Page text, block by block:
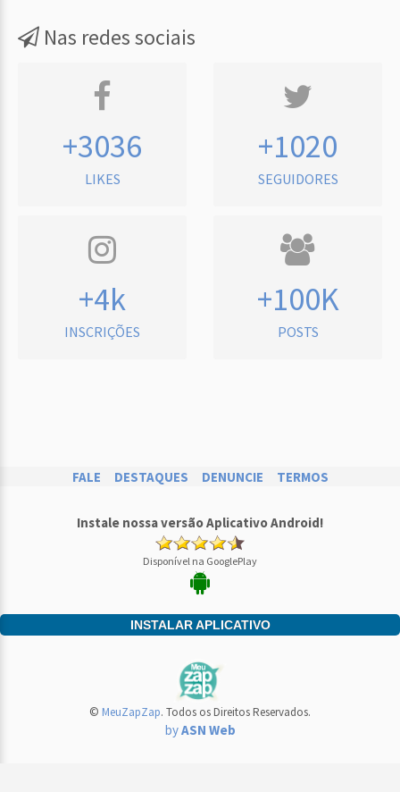
Nas redes sociais
+3036
LIKES
+1020
SEGUIDORES
+4k
INSCRIÇÕES
+100K
POSTS
FALE DESTAQUES DENUNCIE TERMOS
Instale nossa versão Aplicativo Android!
Disponível na GooglePlay
INSTALAR APLICATIVO
© MeuZapZap. Todos os Direitos Reservados.
byASN Web